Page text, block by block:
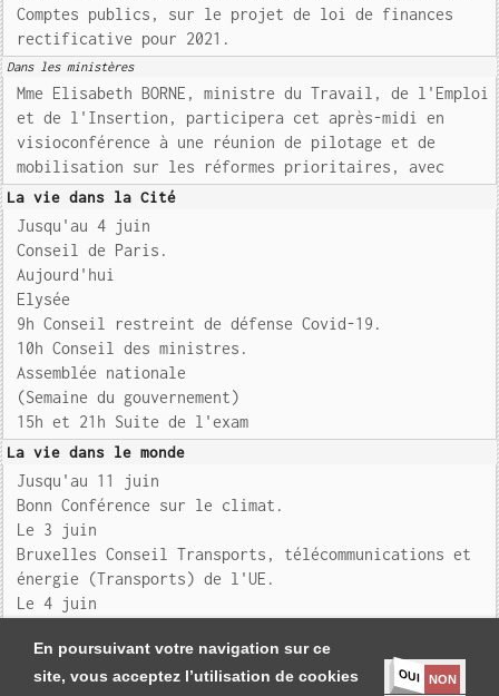
En poursuivant votre navigation sur ce
site, vous acceptez l’utilisation de cookies
OUI NON
Comptes publics, sur le projet de loi de finances
rectificative pour 2021.
Dans les ministères
Mme Elisabeth BORNE, ministre du Travail, de l'Emploi
et de l'Insertion, participera cet après-midi en
visioconférence à une réunion de pilotage et de
mobilisation sur les réformes prioritaires, avec
La vie dans la Cité
Jusqu'au 4 juin
Conseil de Paris.
Aujourd'hui
Elysée
9h Conseil restreint de défense Covid-19.
10h Conseil des ministres.
Assemblée nationale
(Semaine du gouvernement)
15h et 21h Suite de l'exam
La vie dans le monde
Jusqu'au 11 juin
Bonn Conférence sur le climat.
Le 3 juin
Bruxelles Conseil Transports, télécommunications et
énergie (Transports) de l'UE.
Le 4 juin